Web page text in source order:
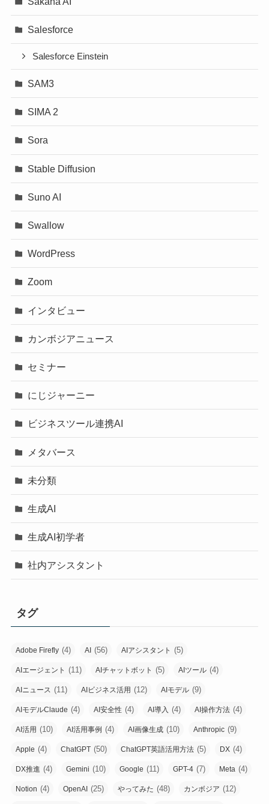
Salesforce
Salesforce Einstein
SAM3
SIMA 2
Sora
Stable Diffusion
Suno AI
Swallow
WordPress
Zoom
インタビュー
カンボジアニュース
セミナー
にじジャーニー
ビジネスツール連携AI
メタバース
未分類
生成AI
生成AI初学者
社内アシスタント
タグ
Adobe Firefly (4) AI (56) AIアシスタント (5)
AIエージェント (11) AIチャットボット (5) AIツール (4)
AIニュース (11) AIビジネス活用 (12) AIモデル (9)
AIモデルClaude (4) AI安全性 (4) AI導入 (4) AI操作方法 (4)
AI活用 (10) AI活用事例 (4) AI画像生成 (10) Anthropic (9)
Apple (4) ChatGPT (50) ChatGPT英語活用方法 (5) DX (4)
DX推進 (4) Gemini (10) Google (11) GPT-4 (7) Meta (4)
Notion (4) OpenAI (25) やってみた (48) カンボジア (12)